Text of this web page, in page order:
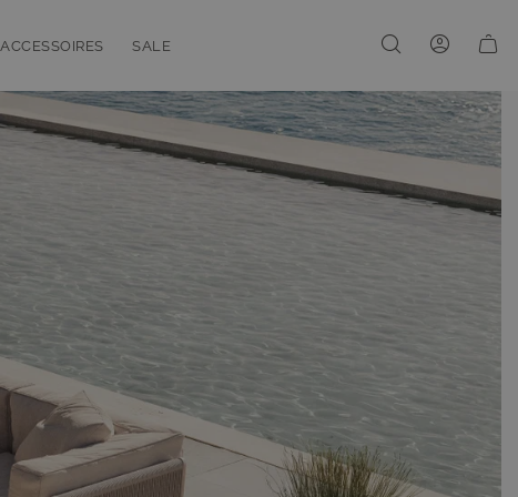
ACCESSOIRES SALE